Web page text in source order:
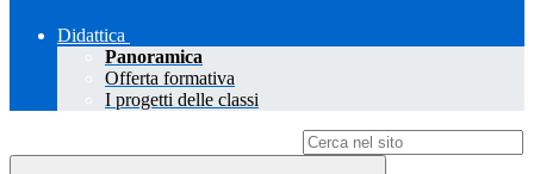
Didattica
Panoramica
Offerta formativa
I progetti delle classi